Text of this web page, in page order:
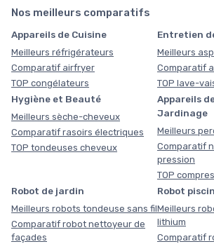
Nos meilleurs comparatifs
Appareils de Cuisine
Meilleurs réfrigérateurs
Comparatif airfryer
TOP congélateurs
Entretien
Meilleurs
Comparatif
TOP lave-
Hygiène et Beauté
Meilleurs sèche-cheveux
Comparatif rasoirs électriques
TOP tondeuses cheveux
Appareils
Jardinage
Meilleurs
Comparatif
pression
TOP
Robot de jardin
Meilleurs robots tondeuse sans fil
Comparatif robot nettoyeur de
façades
Robot
Meilleurs
lithium
Comparatif